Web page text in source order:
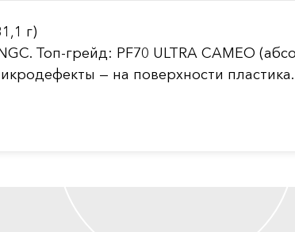
г)
Топ-грейд: PF70 ULTRA CAMEO
— на поверхности пластика.